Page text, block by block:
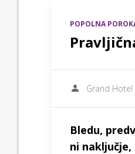
POPOLNA
Grand Hotel
Bledu,
ni